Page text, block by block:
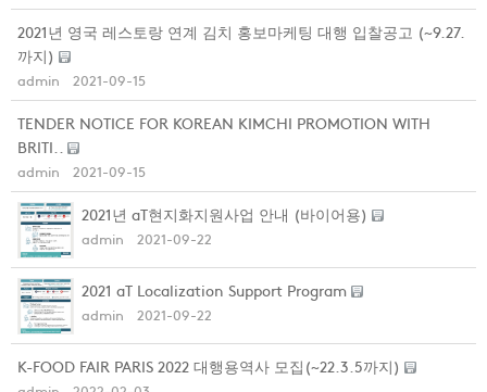
2021년 영국 레스토랑 연계 김치 홍보마케팅 대행 입찰공고 (~9.27.
까지)
admin 2021-09-15
TENDER NOTICE FOR KOREAN KIMCHI PROMOTION WITH
BRITI..
admin 2021-09-15
2021년 aT현지화지원사업 안내 (바이어용)
admin 2021-09-22
2021 aT Localization Support Program
admin 2021-09-22
K-FOOD FAIR PARIS 2022 대행용역사 모집(~22.3.5까지)